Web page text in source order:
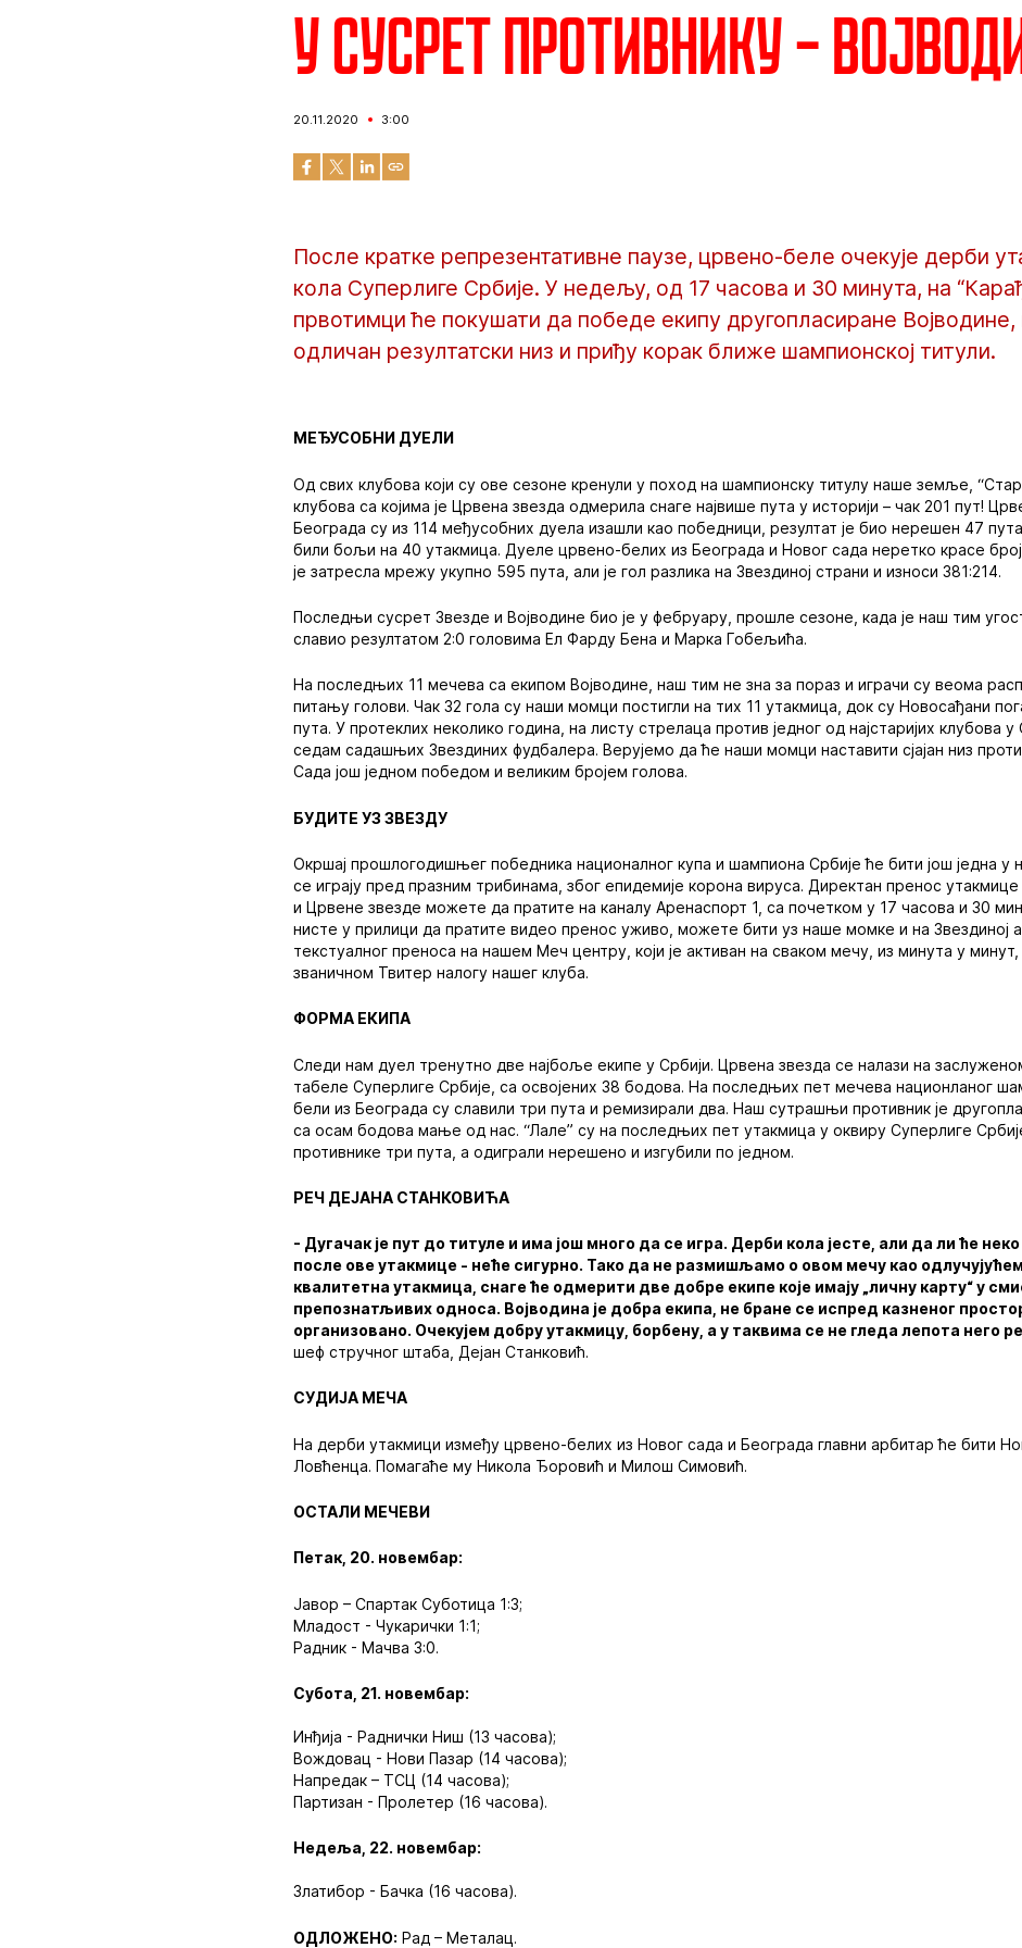
У сусрет противнику –
20.11.2020 3:00
После кратке репрезентативне паузе, црвено-беле очекује дерби
кола Суперлиге Србије. У недељу, од 17 часова и 30 минута, на
првотимци ће покушати да победе екипу другопласиране Војводине,
одличан резултатски низ и приђу корак ближе шампионској титули.
МЕЂУСОБНИ ДУЕЛИ
Од свих клубова који су ове сезоне кренули у поход на шампионску титулу наше земље,
клубова са којима је Црвена звезда одмерила снаге највише пута у историји – чак 201 пут!
Београда су из 114 међусобних дуела изашли као победници, резултат је био нерешен 47
били бољи на 40 утакмица. Дуеле црвено-белих из Београда и Новог сада неретко красе
је затресла мрежу укупно 595 пута, али је гол разлика на Звездиној страни и износи 381:214.
Последњи сусрет Звезде и Војводине био је у фебруару, прошле сезоне, када је наш тим
славио резултатом 2:0 головима Ел Фарду Бена и Марка Гобељића.
На последњих 11 мечева са екипом Војводине, наш тим не зна за пораз и играчи су веома
питању голови. Чак 32 гола су наши момци постигли на тих 11 утакмица, док су Новосађани
пута. У протеклих неколико година, на листу стрелаца против једног од најстаријих клубова у
седам садашњих Звездиних фудбалера. Верујемо да ће наши момци наставити сјајан низ
Сада још једном победом и великим бројем голова.
БУДИТЕ УЗ ЗВЕЗДУ
Окршај прошлогодишњег победника националног купа и шампиона Србије ће бити још једна у
се играју пред празним трибинама, због епидемије корона вируса. Директан пренос
и Црвене звезде можете да пратите на каналу Аренаспорт 1, са почетком у 17 часова и 30
нисте у прилици да пратите видео пренос уживо, можете бити уз наше момке и на Звездиној
текстуалног преноса на нашем Меч центру, који је активан на сваком мечу, из минута у минут,
званичном Твитер налогу нашег клуба.
ФОРМА ЕКИПА
Следи нам дуел тренутно две најбоље екипе у Србији. Црвена звезда се налази на
табеле Суперлиге Србије, са освојених 38 бодова. На последњих пет мечева национланог
бели из Београда су славили три пута и ремизирали два. Наш сутрашњи противник је
са осам бодова мање од нас. “Лале” су на последњих пет утакмица у оквиру Суперлиге
противнике три пута, а одиграли нерешено и изгубили по једном.
РЕЧ ДЕЈАНА СТАНКОВИЋА
- Дугачак је пут до титуле и има још много да се игра. Дерби кола јесте, али да ли ће
после ове утакмице - неће сигурно. Тако да не размишљамо о овом мечу као
квалитетна утакмица, снаге ће одмерити две добре екипе које имају „личну карту“ у
препознатљивих односа. Војводина је добра екипа, не бране се испред казненог
организовано. Очекујем добру утакмицу, борбену, а у таквима се не гледа лепота него
шеф стручног штаба, Дејан Станковић.
СУДИЈА МЕЧА
На дерби утакмици између црвено-белих из Новог сада и Београда главни арбитар ће бити
Ловћенца. Помагаће му Никола Ђоровић и Милош Симовић.
ОСТАЛИ МЕЧЕВИ
Петак, 20. новембар:
Јавор – Спартак Суботица 1:3;
Младост - Чукарички 1:1;
Радник - Мачва 3:0.
Субота, 21. новембар:
Инђија - Раднички Ниш (13 часова);
Вождовац - Нови Пазар (14 часова);
Напредак – ТСЦ (14 часова);
Партизан - Пролетер (16 часова).
Недеља, 22. новембар:
Златибор - Бачка (16 часова).
ОДЛОЖЕНО: Рад – Металац.